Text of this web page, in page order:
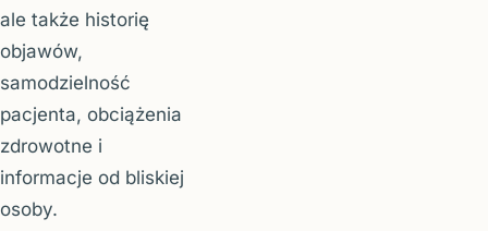
ale także historię
objawów,
samodzielność
pacjenta, obciążenia
zdrowotne i
informacje od bliskiej
osoby.